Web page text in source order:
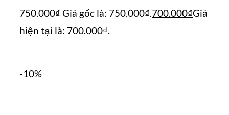
750.000₫Giá gốc là: 750.000₫.700.000₫Giá
hiện tại là: 700.000₫.
-10%